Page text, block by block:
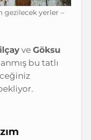
gezilecek yerler –
ve Göksu
bu tatlı